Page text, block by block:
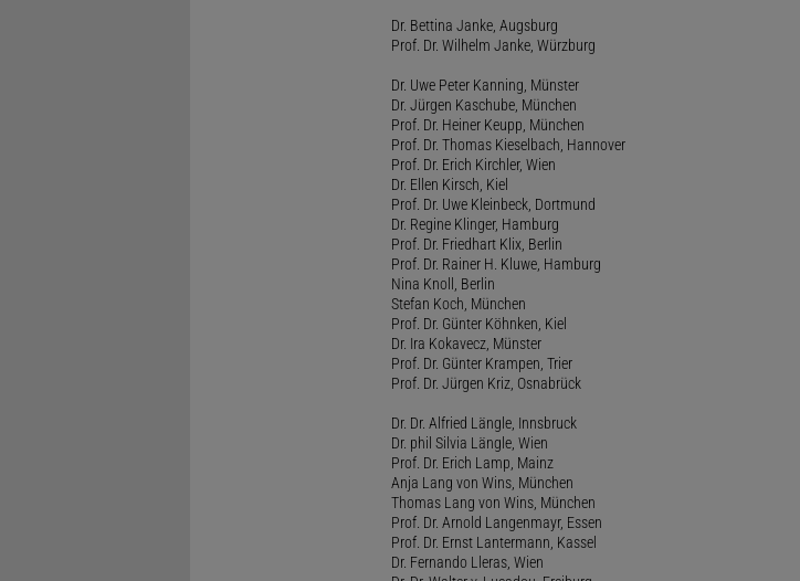
Dr. Bettina Janke, Augsburg
Prof. Dr. Wilhelm Janke, Würzburg
Dr. Uwe Peter Kanning, Münster
Dr. Jürgen Kaschube, München
Prof. Dr. Heiner Keupp, München
Prof. Dr. Thomas Kieselbach, Hannover
Prof. Dr. Erich Kirchler, Wien
Dr. Ellen Kirsch, Kiel
Prof. Dr. Uwe Kleinbeck, Dortmund
Dr. Regine Klinger, Hamburg
Prof. Dr. Friedhart Klix, Berlin
Prof. Dr. Rainer H. Kluwe, Hamburg
Nina Knoll, Berlin
Stefan Koch, München
Prof. Dr. Günter Köhnken, Kiel
Dr. Ira Kokavecz, Münster
Prof. Dr. Günter Krampen, Trier
Prof. Dr. Jürgen Kriz, Osnabrück
Dr. Dr. Alfried Längle, Innsbruck
Dr. phil Silvia Längle, Wien
Prof. Dr. Erich Lamp, Mainz
Anja Lang von Wins, München
Thomas Lang von Wins, München
Prof. Dr. Arnold Langenmayr, Essen
Prof. Dr. Ernst Lantermann, Kassel
Dr. Fernando Lleras, Wien